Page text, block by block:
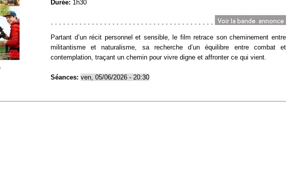
Durée: 1h30
https://www.allocine.fr/video/player_gen_cmedia=20620902&cfilm=100002468...
Partant d’un récit personnel et sensible, le film retrace son cheminement entre
militantisme et naturalisme, sa recherche d’un équilibre entre combat et
contemplation, traçant un chemin pour vivre digne et affronter ce qui vient.
Séances: ven, 05/06/2026 - 20:30